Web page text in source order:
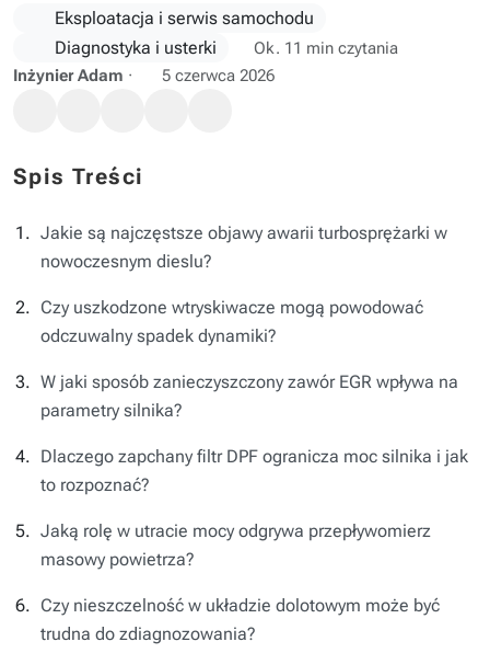
Eksploatacja i serwis samochodu
Diagnostyka i usterki
Ok. 11 min czytania
Inżynier Adam · 5 czerwca 2026
Spis Treści
Jakie są najczęstsze objawy awarii turbosprężarki w
nowoczesnym dieslu?
Czy uszkodzone wtryskiwacze mogą powodować
odczuwalny spadek dynamiki?
W jaki sposób zanieczyszczony zawór EGR wpływa na
parametry silnika?
Dlaczego zapchany filtr DPF ogranicza moc silnika i jak
to rozpoznać?
Jaką rolę w utracie mocy odgrywa przepływomierz
masowy powietrza?
Czy nieszczelność w układzie dolotowym może być
trudna do zdiagnozowania?